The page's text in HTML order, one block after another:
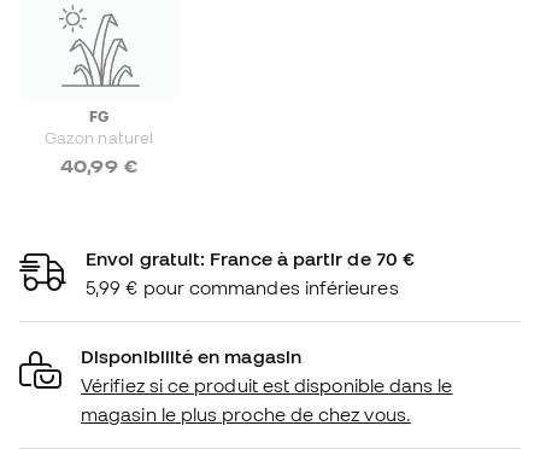
FG
Gazon naturel
40,99 €
Envoi gratuit: France à partir de 70 €
5,99 € pour commandes inférieures
Disponibilité en magasin
Vérifiez si ce produit est disponible dans le
magasin le plus proche de chez vous.